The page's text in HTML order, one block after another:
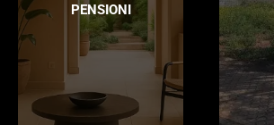
PENSIONI